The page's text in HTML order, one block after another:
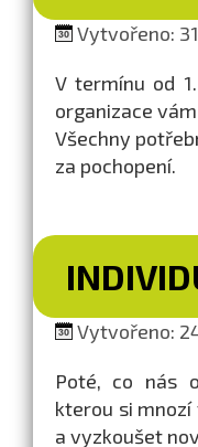
Vytvořeno:
V termínu od
organizace
Všechny
za pochopení.
Vytvořeno:
Poté, co nás
kterou si
a vyzkoušet